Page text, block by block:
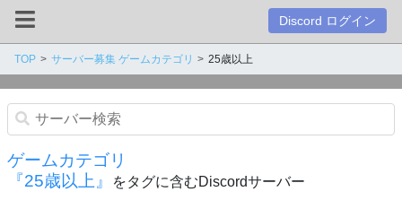
Discord ログイン
TOP サーバー募集 ゲームカテゴリ 25歳以上
ゲームカテゴリ
『25歳以上』
をタグに含むDiscordサーバー